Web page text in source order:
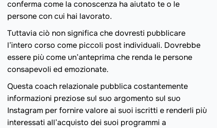
conferma come la conoscenza ha aiutato te o le
persone con cui hai lavorato.
Tuttavia ciò non significa che dovresti pubblicare
l’intero corso come piccoli post individuali. Dovrebbe
essere più come un’anteprima che renda le persone
consapevoli ed emozionate.
Questa coach relazionale pubblica costantemente
informazioni preziose sul suo argomento sul suo
Instagram per fornire valore ai suoi iscritti e renderli più
interessati all’acquisto dei suoi programmi a